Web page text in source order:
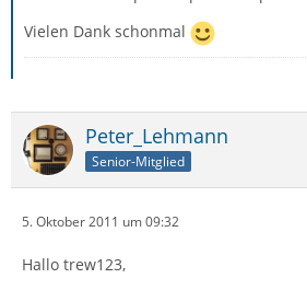
Vielen Dank schonmal
Peter_Lehmann
Senior-Mitglied
5. Oktober 2011 um 09:32
Hallo trew123,